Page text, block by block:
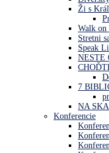
Ži s
Walk on
Stretni
Speak
NESTE
7
NA
Konferencie